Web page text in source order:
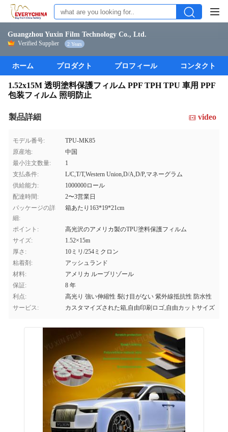
Guangzhou Yuxin Film Technology Co., Ltd.
Verified Supplier 2 Years
ホーム プロダクト プロフィール コンタクト
1.52x15M 透明塗料保護フィルム PPF TPH TPU 車用 PPF
包装フィルム 照明防止
製品詳細 video
モデル番号:
TPU-MK85
原産地:
中国
最小注文数量:
1
支払条件:
L/C,T/T,Western Union,D/A,D/P,マネーグラム
供給能力:
1000000ロール
配達時間:
2〜3営業日
パッケージの詳
細:
箱あたり163*19*21cm
ポイント:
高光沢のアメリカ製のTPU塗料保護フィルム
サイズ:
1.52×15m
厚さ:
10ミリ/254ミクロン
粘着剤:
アッシュランド
材料:
アメリカ ルーブリゾール
保証:
8 年
利点:
高光り 強い伸縮性 裂け目がない 紫外線抵抗性 防水性
サービス:
カスタマイズされた箱,自由印刷ロゴ,自由カットサイズ